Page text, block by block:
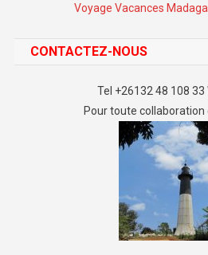
Voyage Vacances
CONTACTEZ-NOUS
Tel +26132 48 108
Pour toute